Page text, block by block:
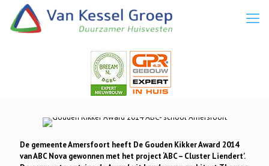
De gemeente Amersfoort heeft De Gouden Kikker Award 2014
van ABC Nova gewonnen met het project ‘ABC – Cluster Liendert’.